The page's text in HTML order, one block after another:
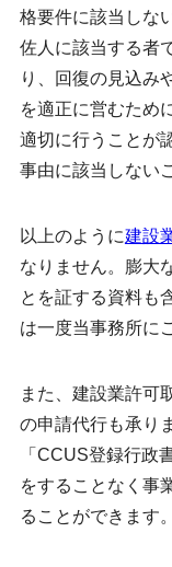
格要件に該当しな
佐人に該当する者
り、回復の見込み
を適正に営むため
適切に行うことが
事由に該当しない
以上のように建設
なりません。膨大
とを証する資料も
は一度当事務所に
また、建設業許可
の申請代行も承り
「CCUS登録行政
をすることなく事
ることができます。